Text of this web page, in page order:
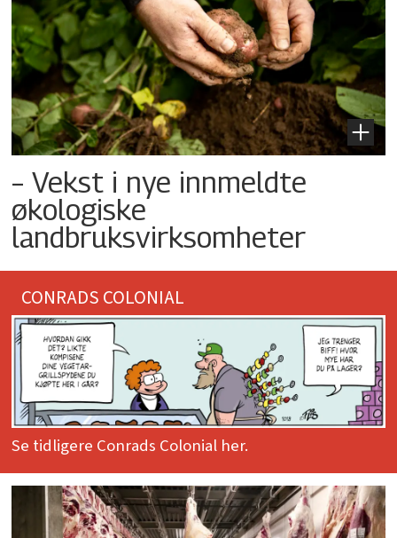
– Vekst i nye innmeldte
økologiske
landbruksvirksomheter
CONRADS COLONIAL
Se tidligere Conrads Colonial her.